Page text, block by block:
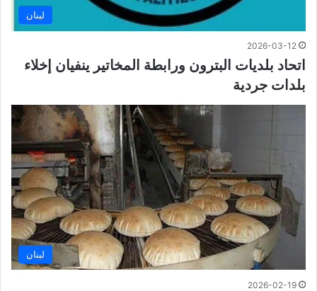
لبنان
2026-03-12
اتحاد بلديات البترون ورابطة المخاتير ينفيان إخلاء
بلدات جردية
لبنان
2026-02-19